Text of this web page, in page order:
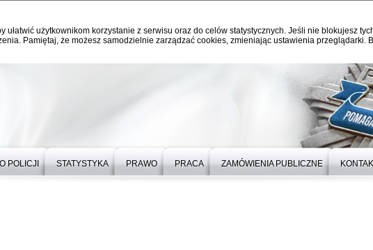
ułatwić użytkownikom korzystanie z serwisu oraz do celów statystycznych. Jeśli nie blokujesz
Pamiętaj, że możesz samodzielnie zarządzać cookies, zmieniając ustawienia przeglądarki.
O POLICJI STATYSTYKA PRAWO PRACA ZAMÓWIENIA PUBLICZNE